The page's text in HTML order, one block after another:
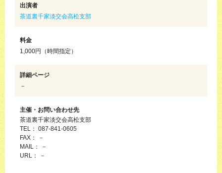
出演者
茶道裏千家淡交会高松支部
料金
1,000円（時間指定）
詳細ページ
－
主催・お問い合わせ先
茶道裏千家淡交会高松支部
TEL： 087-841-0605
FAX： －
MAIL： －
URL： －